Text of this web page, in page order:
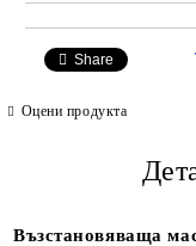
Share
Оцени продукта
Възстановяваща